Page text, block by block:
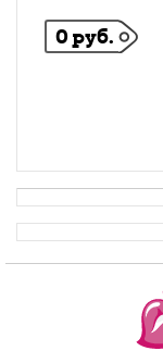
0 руб.